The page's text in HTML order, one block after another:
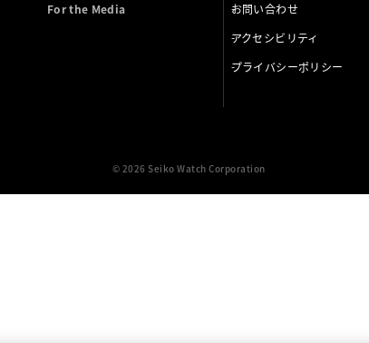
For the Media
お問い合わせ
アクセシビリティ
プライバシーポリシー
© 2026 Seiko Watch Corporation